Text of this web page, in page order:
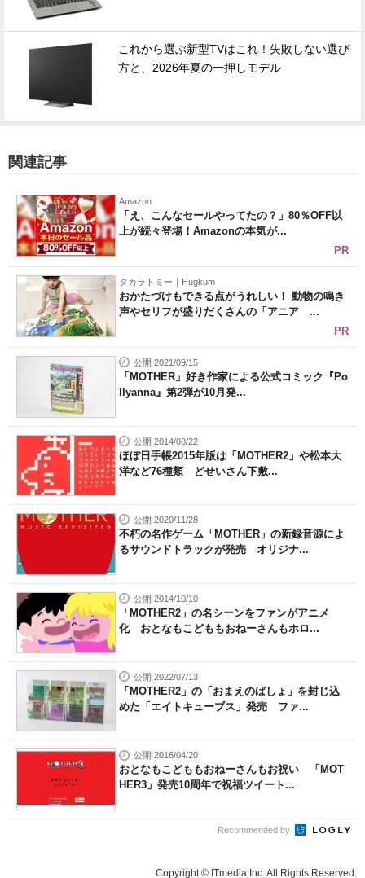
これから選ぶ新型TVはこれ！失敗しない選び
方と、2026年夏の一押しモデル
関連記事
Amazon
「え、こんなセールやってたの？」80％OFF以
上が続々登場！Amazonの本気が...
PR
タカラトミー｜Hugkum
おかたづけもできる点がうれしい！ 動物の鳴き
声やセリフが盛りだくさんの「アニア ...
PR
公開 2021/09/15
「MOTHER」好き作家による公式コミック『Po
llyanna』第2弾が10月発...
公開 2014/08/22
ほぼ日手帳2015年版は「MOTHER2」や松本大
洋など76種類 どせいさん下敷...
公開 2020/11/28
不朽の名作ゲーム「MOTHER」の新録音源によ
るサウンドトラックが発売 オリジナ...
公開 2014/10/10
「MOTHER2」の名シーンをファンがアニメ
化 おとなもこどももおねーさんもホロ...
公開 2022/07/13
「MOTHER2」の「おまえのばしょ」を封じ込
めた「エイトキューブス」発売 ファ...
公開 2016/04/20
おとなもこどももおねーさんもお祝い 「MOT
HER3」発売10周年で祝福ツイート...
Recommended by
Copyright © ITmedia Inc. All Rights Reserved.